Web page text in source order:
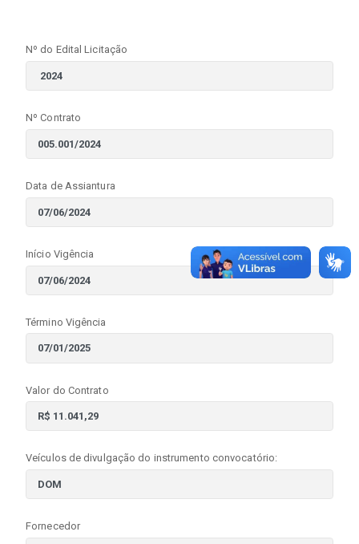
Nº do Edital Licitação
Nº Contrato
Data de Assiantura
Início Vigência
Término Vigência
Valor do Contrato
Veículos de divulgação do instrumento convocatório:
Fornecedor